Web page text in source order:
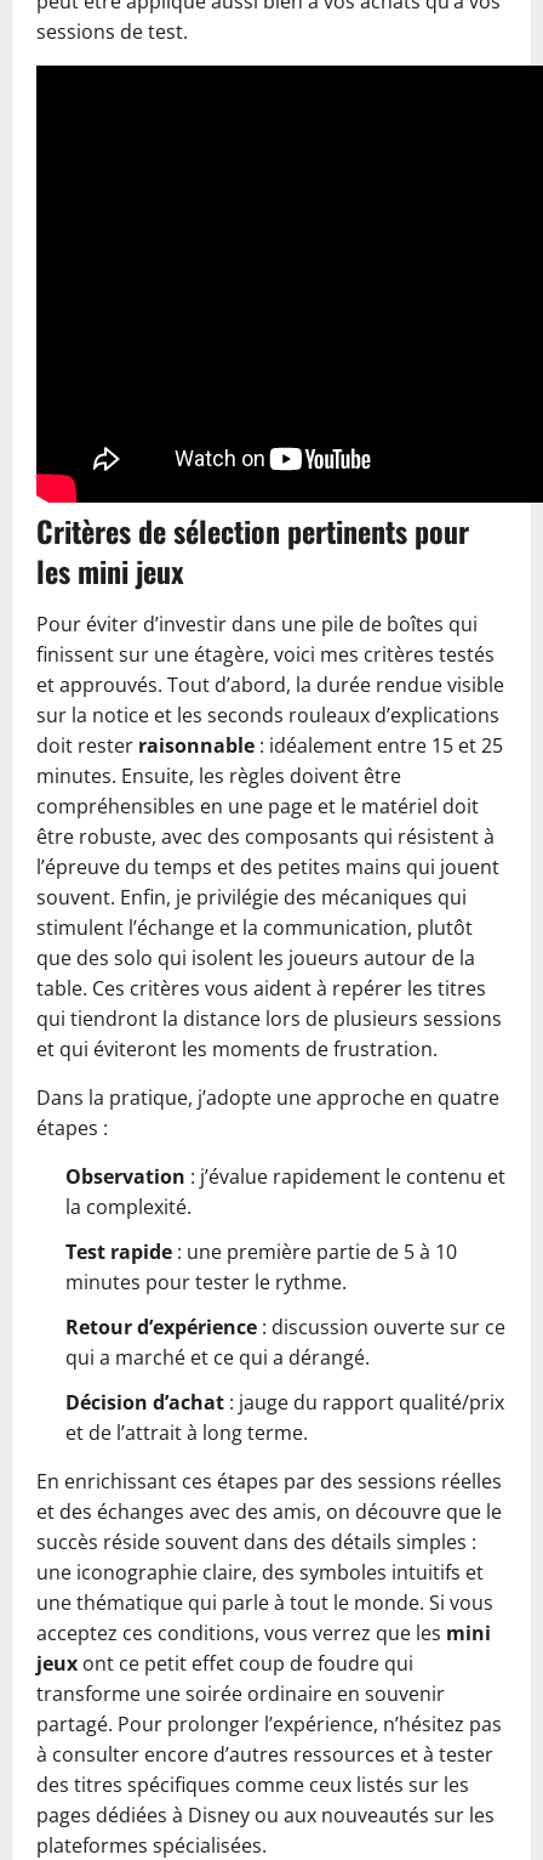
sessions de test.
Critères de sélection pertinents pour
les mini jeux
Pour éviter d’investir dans une pile de boîtes qui
finissent sur une étagère, voici mes critères testés
et approuvés. Tout d’abord, la durée rendue visible
sur la notice et les seconds rouleaux d’explications
doit rester raisonnable : idéalement entre 15 et 25
minutes. Ensuite, les règles doivent être
compréhensibles en une page et le matériel doit
être robuste, avec des composants qui résistent à
l’épreuve du temps et des petites mains qui jouent
souvent. Enfin, je privilégie des mécaniques qui
stimulent l’échange et la communication, plutôt
que des solo qui isolent les joueurs autour de la
table. Ces critères vous aident à repérer les titres
qui tiendront la distance lors de plusieurs sessions
et qui éviteront les moments de frustration.
Dans la pratique, j’adopte une approche en quatre
étapes :
Observation : j’évalue rapidement le contenu et
la complexité.
Test rapide : une première partie de 5 à 10
minutes pour tester le rythme.
Retour d’expérience : discussion ouverte sur ce
qui a marché et ce qui a dérangé.
Décision d’achat : jauge du rapport qualité/prix
et de l’attrait à long terme.
En enrichissant ces étapes par des sessions réelles
et des échanges avec des amis, on découvre que le
succès réside souvent dans des détails simples :
une iconographie claire, des symboles intuitifs et
une thématique qui parle à tout le monde. Si vous
acceptez ces conditions, vous verrez que les mini
jeux ont ce petit effet coup de foudre qui
transforme une soirée ordinaire en souvenir
partagé. Pour prolonger l’expérience, n’hésitez pas
à consulter encore d’autres ressources et à tester
des titres spécifiques comme ceux listés sur les
pages dédiées à Disney ou aux nouveautés sur les
plateformes spécialisées.